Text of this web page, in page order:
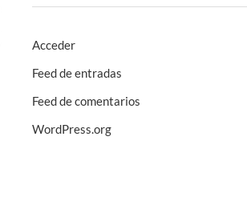
Acceder
Feed de entradas
Feed de comentarios
WordPress.org